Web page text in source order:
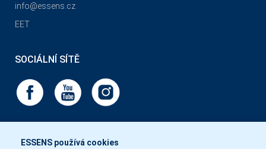
ESSENS používá cookies
info@essens.cz
EET
SOCIÁLNÍ SÍTĚ